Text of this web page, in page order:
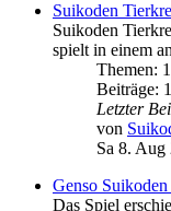
Suikoden
Suikoden
spielt in einem
Themen:
Beiträge:
Letzter
von
Sa 8. Aug
Genso
Das Spiel